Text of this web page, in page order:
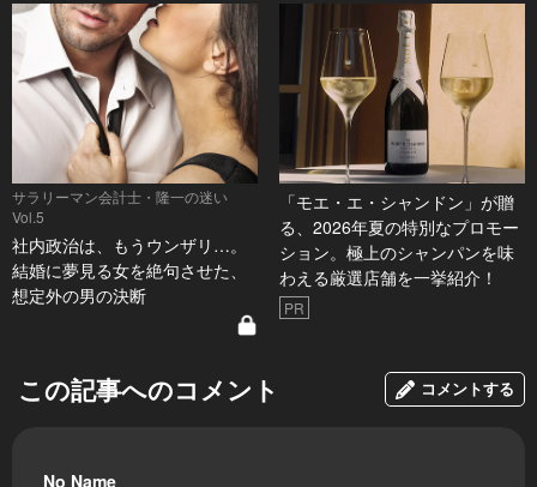
サラリーマン会計士・隆一の迷い
Vol.5
社内政治は、もうウンザリ…。
結婚に夢見る女を絶句させた、
想定外の男の決断
「モエ・エ・シャンドン」が贈
る、2026年夏の特別なプロモー
ション。極上のシャンパンを味
わえる厳選店舗を一挙紹介！
PR
この記事へのコメント コメントする
No Name